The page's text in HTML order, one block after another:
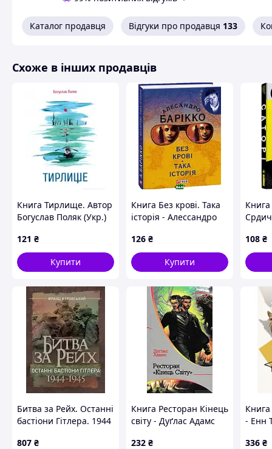
Каталог продавця Відгуки про продавця 133
Схоже в інших продавців
Книга Тирлище. Автор
Богуслав Поляк (Укр.)
2019 р. 29
121 ₴
Купити
Книга Без кровi. Така
iсторiя - Алессандро
126 ₴
Купити
108 ₴
Битва за Рейх. Останні
бастіони Гітлера. 1944
807 ₴
Книга Ресторан Кінець
світу - Дуґлас Адамс
232 ₴
- Енн
336 ₴